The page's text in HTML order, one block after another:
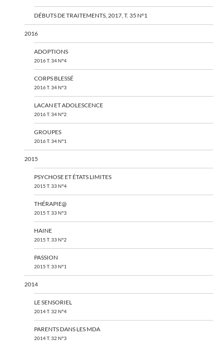
DÉBUTS DE TRAITEMENTS, 2017, T. 35 N°1
2016
ADOPTIONS
2016 T. 34 N°4
CORPS BLESSÉ
2016 T. 34 N°3
LACAN ET ADOLESCENCE
2016 T. 34 N°2
GROUPES
2016 T. 34 N°1
2015
PSYCHOSE ET ÉTATS LIMITES
2015 T. 33 N°4
THÉRAPIE@
2015 T. 33 N°3
HAINE
2015 T. 33 N°2
PASSION
2015 T. 33 N°1
2014
LE SENSORIEL
2014 T. 32 N°4
PARENTS DANS LES MDA
2014 T. 32 N°3